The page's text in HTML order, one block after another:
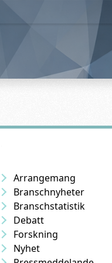
Arrangemang
Branschnyheter
Branschstatistik
Debatt
Forskning
Nyhet